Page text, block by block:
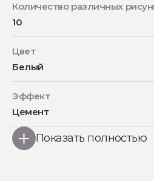
Количество различных
10
Цвет
Белый
Эффект
Цемент
Показать полностью